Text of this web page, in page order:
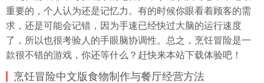
重要的，个人认为还是记忆力。有的时候你眼看着顾客的需
求，还是可能会记错，因为手速已经快过大脑的运行速度
了，所以也很考验人的手眼脑协调性。总之，烹饪冒险是一
款很不错的游戏，你还等什么？赶快来本站下载体验吧！
烹饪冒险中文版食物制作与餐厅经营方法